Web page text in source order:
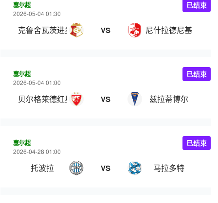
塞尔超
2026-05-04 01:30
克鲁舍瓦茨进步 VS 尼什拉德尼基
已结束
塞尔超
2026-05-04 01:00
贝尔格莱德红星 VS 兹拉蒂博尔
已结束
塞尔超
2026-04-28 01:00
托波拉 VS 马拉多特
已结束